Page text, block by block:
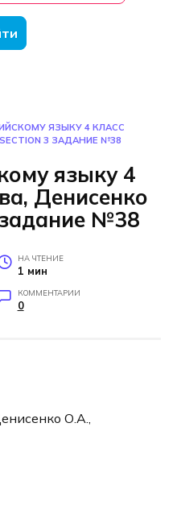
ЯЗЫКУ 4 КЛАСС
3 ЗАДАНИЕ №38
языку 4
Денисенко
№38
НА ЧТЕНИЕ
1 мин
КОММЕНТАРИИ
0
О.А.,